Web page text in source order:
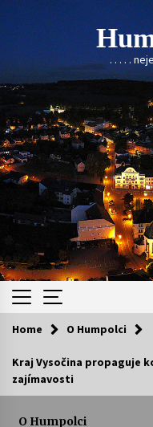
Skip
to
content
. . . . .
Kam za
Home O Humpolci
Kraj Vysočina propaguje
zajímavosti
O Humpolci